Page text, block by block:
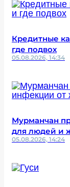
Кредитные
где подвох
05.08.2026, 14:34
Мурманчан
для людей и
05.08.2026, 14:24